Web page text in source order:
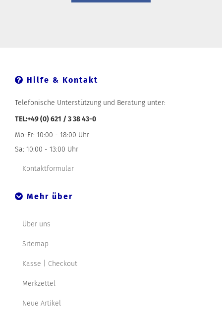
Hilfe & Kontakt
Telefonische Unterstützung und Beratung unter:
TEL:+49 (0) 621 / 3 38 43-0
Mo-Fr: 10:00 - 18:00 Uhr
Sa: 10:00 - 13:00 Uhr
Kontaktformular
Mehr über
Über uns
Sitemap
Kasse | Checkout
Merkzettel
Neue Artikel